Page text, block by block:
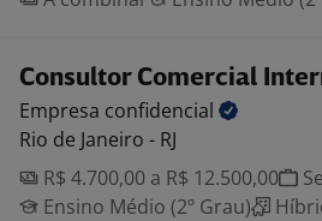
Consultor Comercial
Empresa confidencial
Rio de Janeiro - RJ
R$ 4.700,00 a R$ 12.500,00
Ensino Médio (2º Grau)